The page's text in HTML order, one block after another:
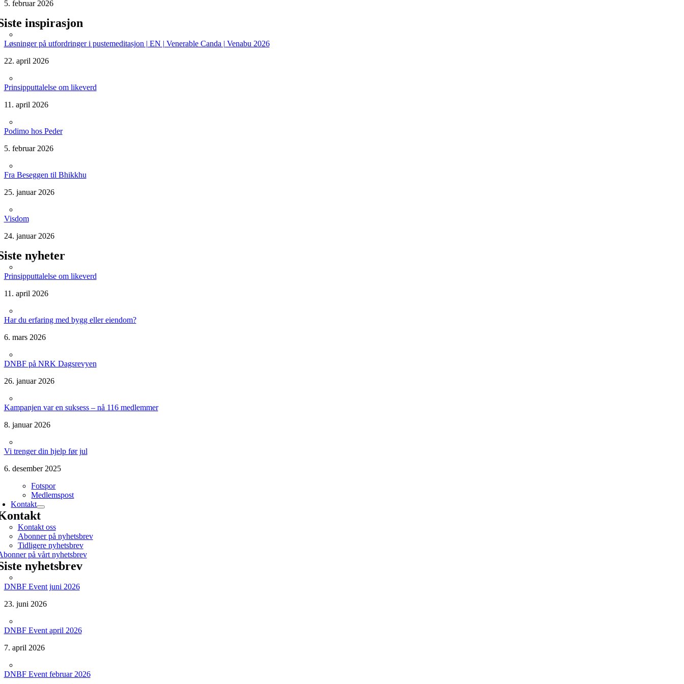
5. februar 2026
inspirasjon
Løsninger på utfordringer i pustemeditasjon | EN | Venerable Canda | Venabu 2026
22. april 2026
Prinsipputtalelse om likeverd
11. april 2026
Podimo hos Peder
5. februar 2026
Fra Beseggen til Bhikkhu
25. januar 2026
Visdom
24. januar 2026
nyheter
Prinsipputtalelse om likeverd
11. april 2026
Har du erfaring med bygg eller eiendom?
6. mars 2026
DNBF på NRK Dagsrevyen
26. januar 2026
Kampanjen var en suksess – nå 116 medlemmer
8. januar 2026
Vi trenger din hjelp før jul
6. desember 2025
Fotspor
Medlemspost
Kontakt
Kontakt oss
Abonner på nyhetsbrev
Tidligere nyhetsbrev
på vårt nyhetsbrev
nyhetsbrev
DNBF Event juni 2026
23. juni 2026
DNBF Event april 2026
7. april 2026
DNBF Event februar 2026